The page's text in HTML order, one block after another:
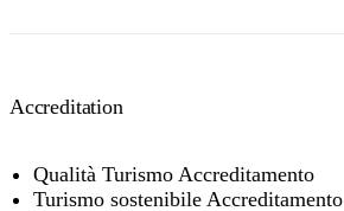
Accreditation
Qualità Turismo Accreditamento
Turismo sostenibile Accreditamento